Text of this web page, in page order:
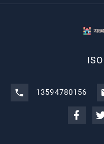
ISO
13594780156